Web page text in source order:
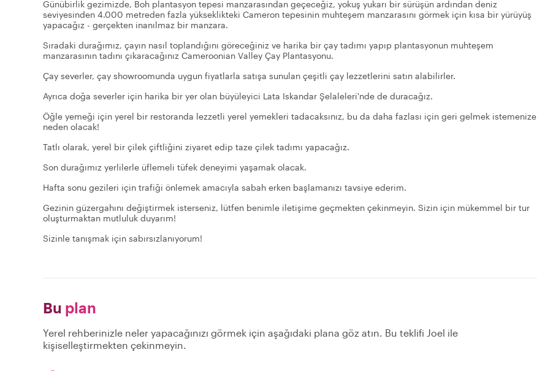
Günübirlik gezimizde, Boh plantasyon tepesi manzarasından geçeceğiz, yokuş yukarı bir sürüşün ardından deniz
seviyesinden 4.000 metreden fazla yükseklikteki Cameron tepesinin muhteşem manzarasını görmek için kısa bir yürüyüş
yapacağız - gerçekten inanılmaz bir manzara.
Sıradaki durağımız, çayın nasıl toplandığını göreceğiniz ve harika bir çay tadımı yapıp plantasyonun muhteşem
manzarasının tadını çıkaracağınız Cameroonian Valley Çay Plantasyonu.
Çay severler, çay showroomunda uygun fiyatlarla satışa sunulan çeşitli çay lezzetlerini satın alabilirler.
Ayrıca doğa severler için harika bir yer olan büyüleyici Lata Iskandar Şelaleleri'nde de duracağız.
Öğle yemeği için yerel bir restoranda lezzetli yerel yemekleri tadacaksınız, bu da daha fazlası için geri gelmek istemenize
neden olacak!
Tatlı olarak, yerel bir çilek çiftliğini ziyaret edip taze çilek tadımı yapacağız.
Son durağımız yerlilerle üflemeli tüfek deneyimi yaşamak olacak.
Hafta sonu gezileri için trafiği önlemek amacıyla sabah erken başlamanızı tavsiye ederim.
Gezinin güzergahını değiştirmek isterseniz, lütfen benimle iletişime geçmekten çekinmeyin. Sizin için mükemmel bir tur
oluşturmaktan mutluluk duyarım!
Sizinle tanışmak için sabırsızlanıyorum!
Bu plan
Yerel rehberinizle neler yapacağınızı görmek için aşağıdaki plana göz atın. Bu teklifi Joel ile
kişiselleştirmekten çekinmeyin.